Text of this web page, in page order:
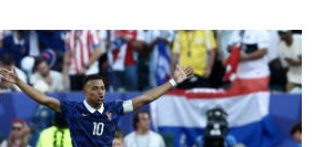
2026